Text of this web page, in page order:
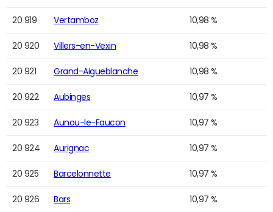
20 919 Vertamboz 10,98 %
20 920 Villers-en-Vexin 10,98 %
20 921 Grand-Aigueblanche 10,98 %
20 922 Aubinges 10,97 %
20 923 Aunou-le-Faucon 10,97 %
20 924 Aurignac 10,97 %
20 925 Barcelonnette 10,97 %
20 926 Bars 10,97 %